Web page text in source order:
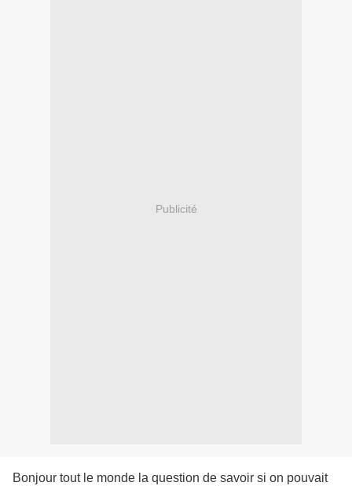
Publicité
Bonjour tout le monde la question de savoir si on pouvait